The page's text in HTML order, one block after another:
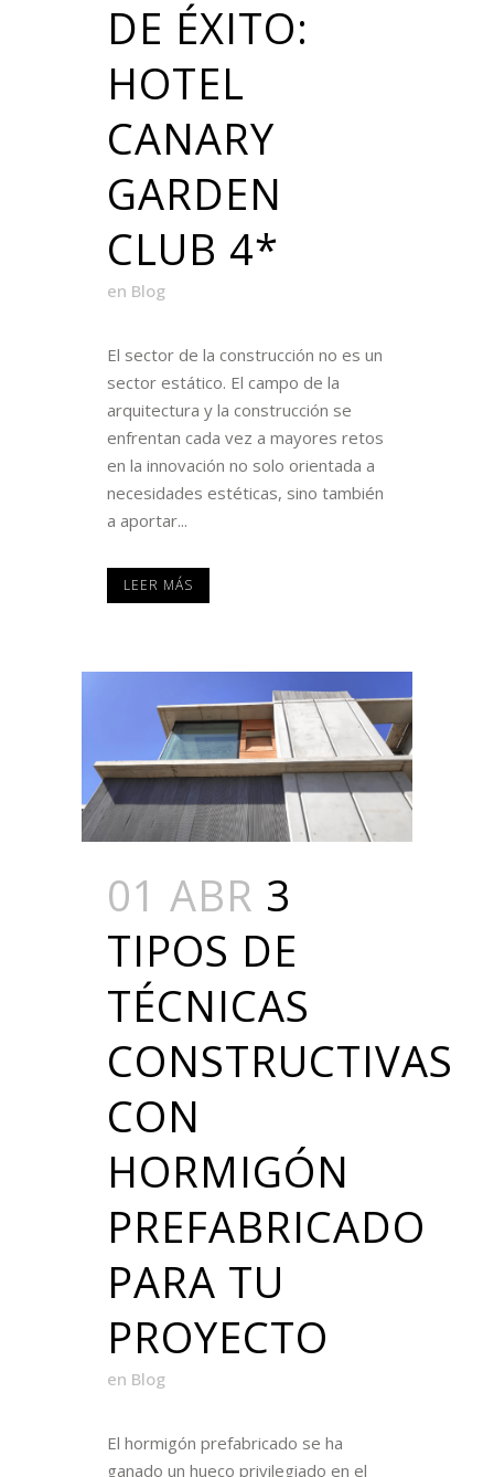
DE ÉXITO:
HOTEL
CANARY
GARDEN
CLUB 4*
en Blog
El sector de la construcción no es un
sector estático. El campo de la
arquitectura y la construcción se
enfrentan cada vez a mayores retos
en la innovación no solo orientada a
necesidades estéticas, sino también
a aportar...
LEER MÁS
01 ABR 3
TIPOS DE
TÉCNICAS
CONSTRUCTIVAS
CON
HORMIGÓN
PREFABRICADO
PARA TU
PROYECTO
en Blog
El hormigón prefabricado se ha
ganado un hueco privilegiado en el